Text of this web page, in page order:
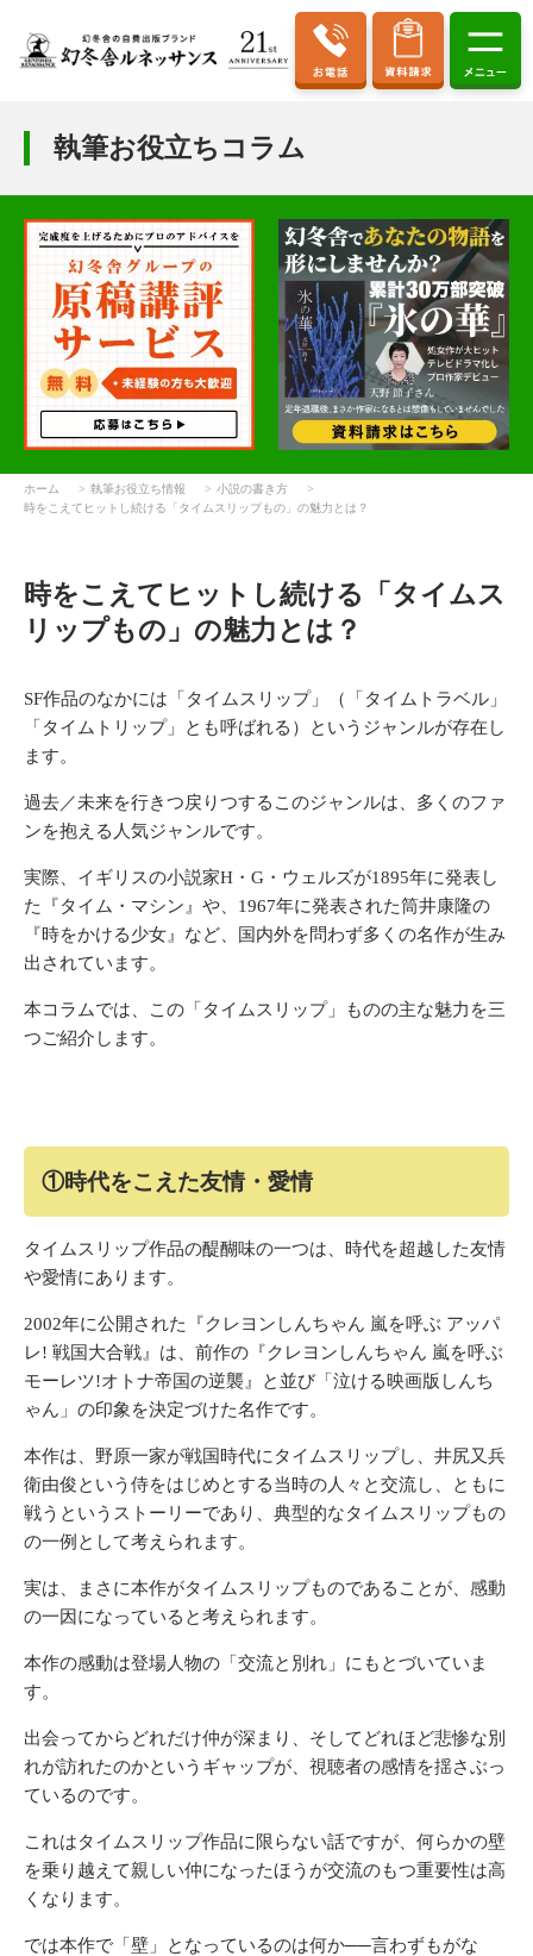
執筆お役立ちコラム
ホーム 執筆お役立ち情報
小説の書き方
時をこえてヒットし続ける「タイムスリップもの」の魅力とは？
時をこえてヒットし続ける「タイムス
リップもの」の魅力とは？
SF作品のなかには「タイムスリップ」（「タイムトラベル」
「タイムトリップ」とも呼ばれる）というジャンルが存在し
ます。
過去／未来を行きつ戻りつするこのジャンルは、多くのファ
ンを抱える人気ジャンルです。
実際、イギリスの小説家H・G・ウェルズが1895年に発表し
た『タイム・マシン』や、1967年に発表された筒井康隆の
『時をかける少女』など、国内外を問わず多くの名作が生み
出されています。
本コラムでは、この「タイムスリップ」ものの主な魅力を三
つご紹介します。
①時代をこえた友情・愛情
タイムスリップ作品の醍醐味の一つは、時代を超越した友情
や愛情にあります。
2002年に公開された『クレヨンしんちゃん 嵐を呼ぶ アッパ
レ! 戦国大合戦』は、前作の『クレヨンしんちゃん 嵐を呼ぶ
モーレツ!オトナ帝国の逆襲』と並び「泣ける映画版しんち
ゃん」の印象を決定づけた名作です。
本作は、野原一家が戦国時代にタイムスリップし、井尻又兵
衛由俊という侍をはじめとする当時の人々と交流し、ともに
戦うというストーリーであり、典型的なタイムスリップもの
の一例として考えられます。
実は、まさに本作がタイムスリップものであることが、感動
の一因になっていると考えられます。
本作の感動は登場人物の「交流と別れ」にもとづいていま
す。
出会ってからどれだけ仲が深まり、そしてどれほど悲惨な別
れが訪れたのかというギャップが、視聴者の感情を揺さぶっ
ているのです。
これはタイムスリップ作品に限らない話ですが、何らかの壁
を乗り越えて親しい仲になったほうが交流のもつ重要性は高
くなります。
では本作で「壁」となっているのは何か──言わずもがな